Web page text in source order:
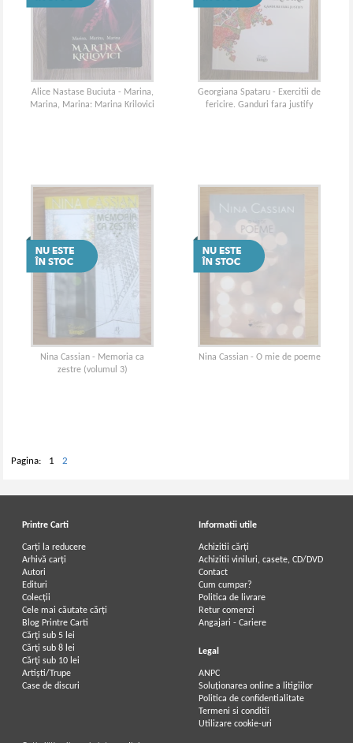
Alice Nastase Buciuta - Marina,
Marina, Marina: Marina Krilovici
Georgiana Spataru - Exercitii de
fericire. Ganduri fara justify
Nina Cassian - Memoria ca
zestre (volumul 3)
Nina Cassian - O mie de poeme
Pagina: 1 2
Printre Carti
Carți la reducere
Arhivă carți
Autori
Edituri
Colecții
Cele mai căutate cărți
Blog Printre Carti
Cărţi sub 5 lei
Cărţi sub 8 lei
Cărţi sub 10 lei
Artiști/Trupe
Case de discuri
Informatii utile
Achizitii cărți
Achizitii viniluri, casete, CD/DVD
Contact
Cum cumpar?
Politica de livrare
Retur comenzi
Angajari - Cariere
Legal
ANPC
Soluționarea online a litigiilor
Politica de confidentialitate
Termeni si conditii
Utilizare cookie-uri